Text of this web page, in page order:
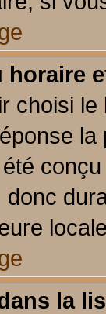
horaire
choisi
la